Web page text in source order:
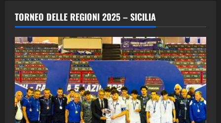
3
“SportEmpire” in Podcast: 28^ Puntata
(Martedi 21 Aprile 2026)
4
"SportEmpire" in Podcast Sport News
“SportEmpire” in Podcast: 27^ Puntata
(Martedi 14 Aprile 2026)
15/04/2026
TORNEO DELLE REGIONI 2025 – SICILIA